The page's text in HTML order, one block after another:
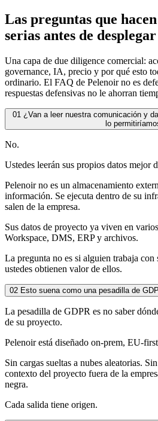
Las preguntas que
serias antes de
Una capa de due diligence comercial:
governance, IA, precio y por qué esto
ordinario. El FAQ de Pelenoir no es
respuestas defensivas no le ahorran
01 ¿Van a leer nuestra comunicación y
lo
No.
Ustedes leerán sus propios datos mejor
Pelenoir no es un almacenamiento
información. Se ejecuta dentro de su
salen de la empresa.
Sus datos de proyecto ya viven en
Workspace, DMS, ERP y archivos.
La pregunta no es si alguien trabaja con
ustedes obtienen valor de ellos.
02 Esto suena como una pesadilla de
La pesadilla de GDPR es no saber
de su proyecto.
Pelenoir está diseñado on-prem, EU-
Sin cargas sueltas a nubes aleatorias.
contexto del proyecto fuera de la
negra.
Cada salida tiene origen.